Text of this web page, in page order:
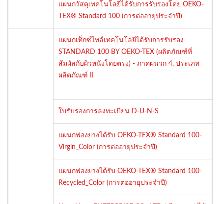
แผนกวัสดุเทคโนโลยีได้รับการรับรองโดย OEKO-
TEX® Standard 100 (การต่ออายุประจำปี)
แผนกเท็กซ์ไทล์เทคโนโลยีได้รับการรับรอง
STANDARD 100 BY OEKO-TEX (ผลิตภัณฑ์ที่
สัมผัสกับผิวหนังโดยตรง) - ภาคผนวก 4, ประเภท
ผลิตภัณฑ์ II
ใบรับรองการลงทะเบียน D-U-N-S
แผนกฟองยางได้รับ OEKO-TEX® Standard 100-
Virgin_Color (การต่ออายุประจำปี)
แผนกฟองยางได้รับ OEKO-TEX® Standard 100-
Recycled_Color (การต่ออายุประจำปี)